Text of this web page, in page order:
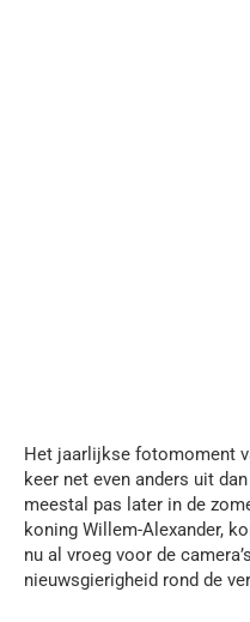
Het jaarlijkse fotomoment
keer net even anders uit
meestal pas later in de
koning Willem-Alexander,
nu al vroeg voor de
nieuwsgierigheid rond de